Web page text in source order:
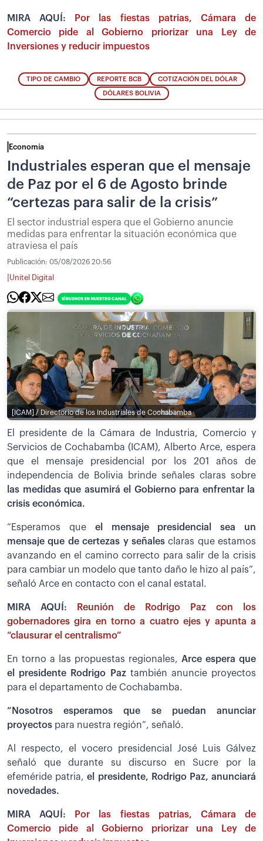
MIRA AQUÍ:
Por las fiestas patrias, Cámara de
Comercio pide al Gobierno priorizar una Ley de
Inversiones y reducir impuestos
TIPO DE CAMBIO REPORTE BCB COTIZACIÓN DEL DÓLAR
DÓLARES BOLIVIA
Economía
Industriales esperan que el mensaje
de Paz por el 6 de Agosto brinde
“certezas para salir de la crisis”
El sector industrial espera que el Gobierno anuncie
medidas para enfrentar la situación económica que
atraviesa el país
Publicación: 05/08/2026 20:56
Unitel Digital
[ICAM] / Directorio de los Industriales de Cochabamba
El presidente de la Cámara de Industria, Comercio y
Servicios de Cochabamba (ICAM), Alberto Arce, espera
que el mensaje presidencial por los 201 años de
independencia de Bolivia brinde señales claras sobre
las medidas que asumirá el Gobierno para enfrentar la
crisis económica.
“Esperamos queel mensaje presidencial sea un
mensaje que de certezas y señalesclaras que estamos
avanzando en el camino correcto para salir de la crisis
para cambiar un modelo que tanto daño le hizo al país”,
señaló Arce en contacto con el canal estatal.
MIRA AQUÍ:
Reunión de Rodrigo Paz con los
gobernadores gira en torno a cuatro ejes y apunta a
“clausurar el centralismo”
En torno a las propuestas regionales, Arce espera que
el presidente Rodrigo Paz también anuncie proyectos
para el departamento de Cochabamba.
“Nosotros esperamos que se puedan anunciar
proyectos para nuestra región”, señaló.
Al respecto, el vocero presidencial José Luis Gálvez
señaló que durante su discurso en Sucre por la
efeméride patria,el presidente, Rodrigo Paz, anunciará
novedades.
MIRA AQUÍ:
Por las fiestas patrias, Cámara de
Comercio pide al Gobierno priorizar una Ley de